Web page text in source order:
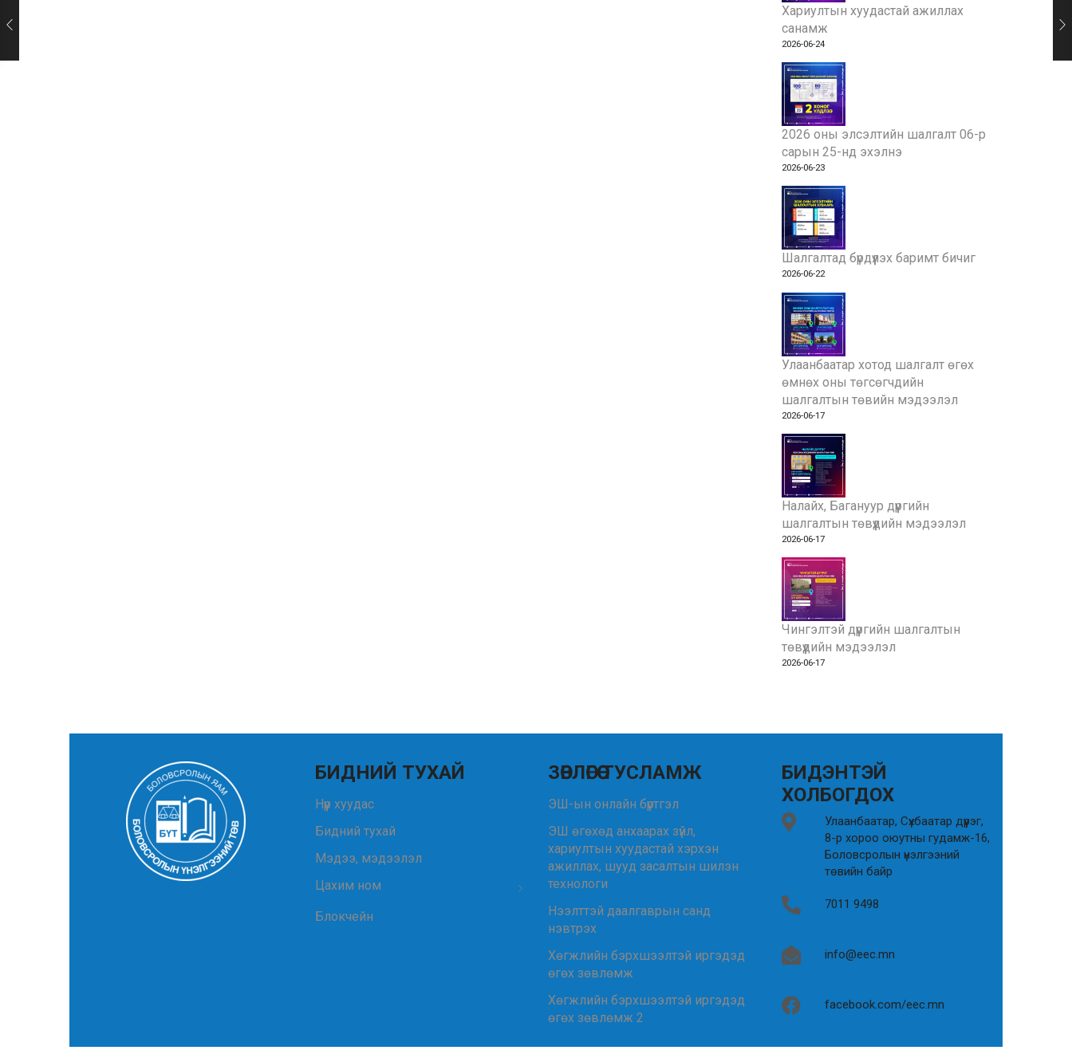
Хариултын хуудастай ажиллах
санамж
2026-06-24
2026 оны элсэлтийн шалгалт 06-р
сарын 25-нд эхэлнэ
2026-06-23
Шалгалтад бүрдүүлэх баримт бичиг
2026-06-22
Улаанбаатар хотод шалгалт өгөх
өмнөх оны төгсөгчдийн
шалгалтын төвийн мэдээлэл
2026-06-17
Налайх, Багануур дүүргийн
шалгалтын төвүүдийн мэдээлэл
2026-06-17
Чингэлтэй дүүргийн шалгалтын
төвүүдийн мэдээлэл
2026-06-17
БИДНИЙ ТУХАЙ
Нүүр хуудас
Бидний тухай
Мэдээ, мэдээлэл
Цахим ном
Блокчейн
ЗӨВЛӨГӨӨ ТУСЛАМЖ
ЭШ-ын онлайн бүртгэл
ЭШ өгөхөд анхаарах зүйл,
хариултын хуудастай хэрхэн
ажиллах, шууд засалтын шилэн
технологи
Нээлттэй даалгаврын санд
нэвтрэх
Хөгжлийн бэрхшээлтэй иргэдэд
өгөх зөвлөмж
Хөгжлийн бэрхшээлтэй иргэдэд
өгөх зөвлөмж 2
БИДЭНТЭЙ
ХОЛБОГДОХ
Улаанбаатар, Сүхбаатар дүүрэг,
8-р хороо оюутны гудамж-16,
Боловсролын үнэлгээний
төвийн байр
7011 9498
info@eec.mn
facebook.com/eec.mn